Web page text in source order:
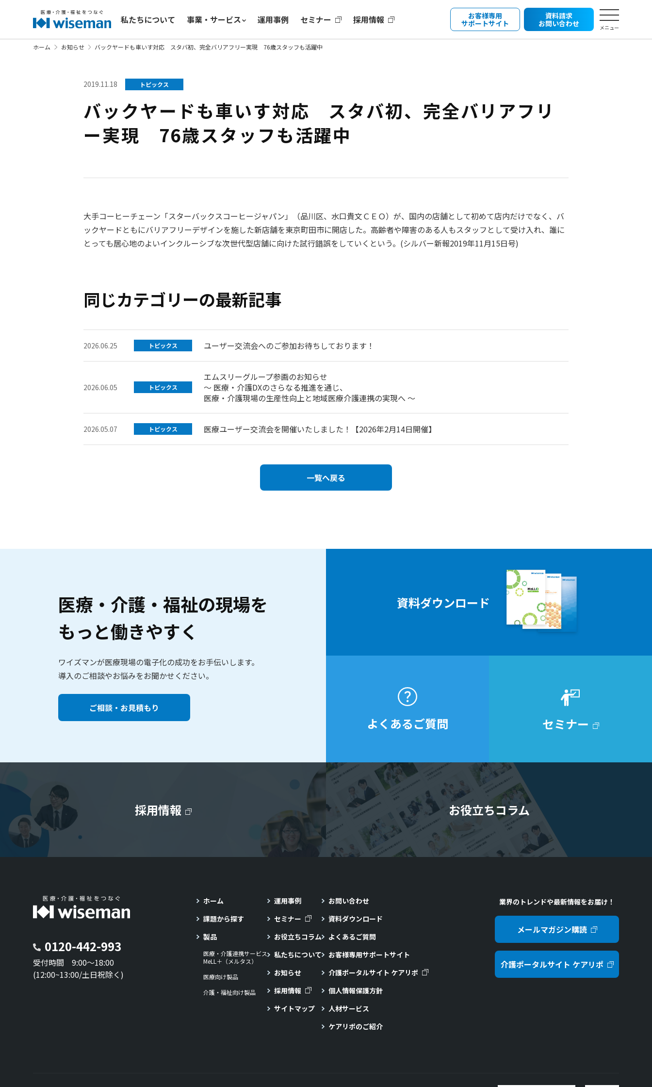
私たちについて 事業・サービス 運用事例 セミナー 採用情報
お客様専用
サポートサイト
資料請求
お問い合わせ
メニュー
ホーム お知らせ バックヤードも車いす対応 スタバ初、完全バリアフリー実現 76歳スタッフも活躍中
2019.11.18 トピックス
バックヤードも車いす対応 スタバ初、完全バリアフリ
ー実現 76歳スタッフも活躍中
大手コーヒーチェーン「スターバックスコーヒージャパン」（品川区、水口貴文ＣＥＯ）が、国内の店舗として初めて店内だけでなく、バ
ックヤードともにバリアフリーデザインを施した新店舗を東京町田市に開店した。高齢者や障害のある人もスタッフとして受け入れ、誰に
とっても居心地のよいインクルーシブな次世代型店舗に向けた試行錯誤をしていくという。(シルバー新報2019年11月15日号)
同じカテゴリーの最新記事
2026.06.25 トピックス ユーザー交流会へのご参加お待ちしております！
2026.06.05 トピックス
エムスリーグループ参画のお知らせ
～ 医療・介護DXのさらなる推進を通じ、
医療・介護現場の生産性向上と地域医療介護連携の実現へ ～
2026.05.07 トピックス 医療ユーザー交流会を開催いたしました！【2026年2月14日開催】
一覧へ戻る
医療・介護・福祉の現場を
もっと働きやすく
ワイズマンが医療現場の電子化の成功をお手伝いします。
導入のご相談やお悩みをお聞かせください。
ご相談・お見積もり
資料ダウンロード
よくあるご質問 セミナー
採用情報 お役立ちコラム
0120-442-993
受付時間 9:00～18:00
(12:00~13:00/土日祝除く)
ホーム
課題から探す
製品
医療・介護連携サービス
MeLL＋（メルタス）
医療向け製品
介護・福祉向け製品
運用事例
セミナー
お役立ちコラム
私たちについて
お知らせ
採用情報
サイトマップ
お問い合わせ
資料ダウンロード
よくあるご質問
お客様専用サポートサイト
介護ポータルサイト ケアリポ
個人情報保護方針
人材サービス
ケアリポのご紹介
業界のトレンドや最新情報をお届け！
メールマガジン購読
介護ポータルサイト ケアリポ